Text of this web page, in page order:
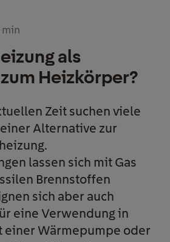
min
als
Heizkörper?
Zeit suchen viele
Alternative zur
lassen sich mit Gas
Brennstoffen
sich aber auch
eine Verwendung in
einer Wärmepumpe oder